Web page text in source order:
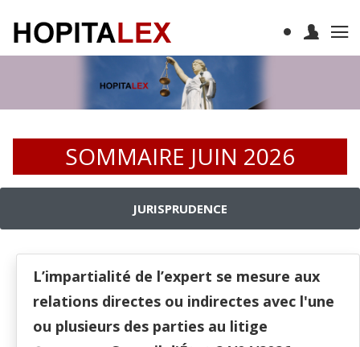
SOMMAIRE JUIN 2026
JURISPRUDENCE
L’impartialité de l’expert se mesure aux
relations directes ou indirectes avec l'une
ou plusieurs des parties au litige